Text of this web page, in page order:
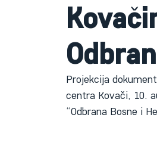
Projekcija
centra Kovači, 10.
“Odbrana Bosne i